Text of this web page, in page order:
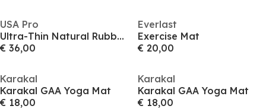
USA Pro
Ultra-Thin Natural Rubber Yoga Mat
€ 36,00
Everlast
Exercise Mat
€ 20,00
Karakal
Karakal GAA Yoga Mat
€ 18,00
Karakal
Karakal GAA Yoga Mat
€ 18,00